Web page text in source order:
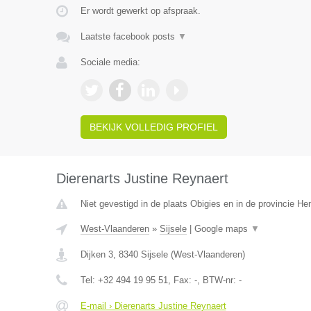
Er wordt gewerkt op afspraak.
Laatste facebook posts ▼
Sociale media:
BEKIJK VOLLEDIG PROFIEL
Dierenarts Justine Reynaert
Niet gevestigd in de plaats Obigies en in de provincie
West-Vlaanderen» Sijsele| Google maps ▼
Dijken 3, 8340 Sijsele(West-Vlaanderen)
Tel: +32 494 19 95 51, Fax: -, BTW-nr: -
E-mail › Dierenarts Justine Reynaert